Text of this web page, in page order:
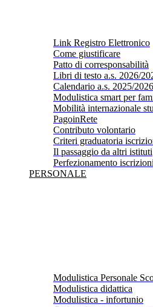
Link Registro Elettronico
Come giustificare
Patto di corresponsabilità
Libri di testo a.s. 2026/
Calendario a.s. 2025/2026
Modulistica smart per
Mobilità internazionale
PagoinRete
Contributo volontario
Criteri graduatoria
Il passaggio da altri istituti
Perfezionamento
PERSONALE
Modulistica Personale
Modulistica didattica
Modulistica - infortunio